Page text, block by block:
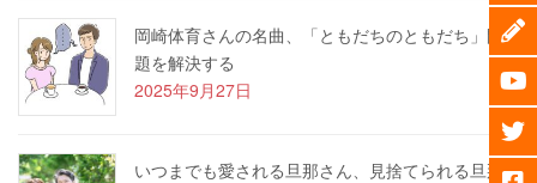
岡崎体育さんの名曲、「ともだちのともだち」問
題を解決する
2025年9月27日
いつまでも愛される旦那さん、見捨てられる旦那